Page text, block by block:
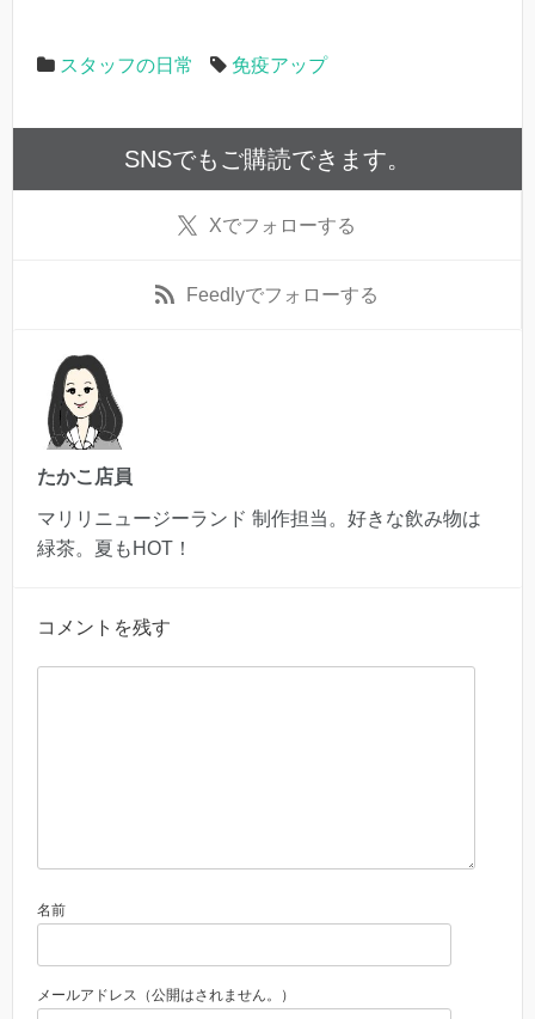
スタッフの日常 免疫アップ
SNSでもご購読できます。
Xでフォローする
Feedlyでフォローする
たかこ店員
マリリニュージーランド 制作担当。好きな飲み物は
緑茶。夏もHOT！
コメントを残す
名前
メールアドレス（公開はされません。）